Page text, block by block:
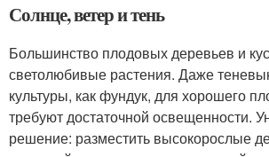
Солнце, ветер и тень
Большинство плодовых деревьев и
светолюбивые растения. Даже
культуры, как фундук, для хорошего
требуют достаточной освещенности.
решение: разместить высокорослые